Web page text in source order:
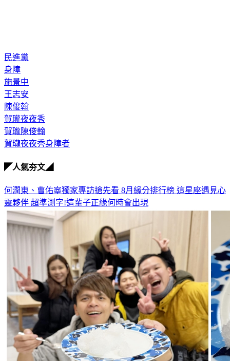
民進黨
身障
施景中
王志安
陳俊翰
賀瓏夜夜秀
賀瓏陳俊翰
何潤東、曹佑寧獨家專訪搶先看8月緣分排行榜 這星座遇見心
靈夥伴超準測字!這輩子正緣何時會出現